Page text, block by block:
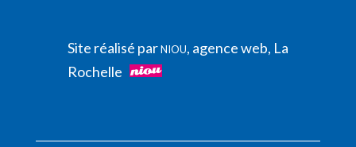
Site réalisé parNIOU, agence web, La
Rochelle